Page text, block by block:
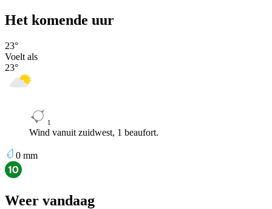
Het komende uur
23°
Voelt als
23°
1
Wind vanuit zuidwest, 1 beaufort.
0 mm
Weer vandaag